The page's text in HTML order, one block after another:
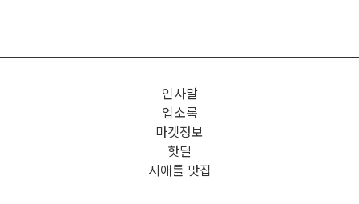
인사말
업소록
마켓정보
핫딜
시애틀 맛집